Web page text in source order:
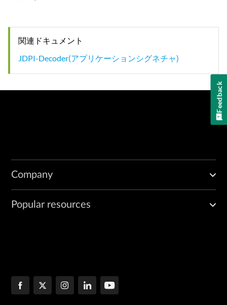
関連ドキュメント
JDPI-Decoder(アプリケーションシグネチャ)
Company
Popular resources
Feedback